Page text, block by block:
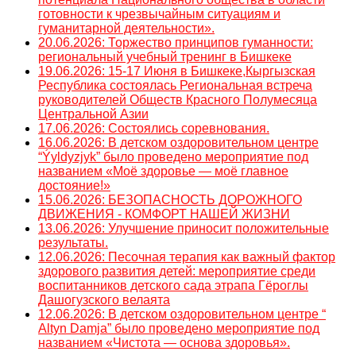
готовности к чрезвычайным ситуациям и
гуманитарной деятельности».
20.06.2026: Торжество принципов гуманности:
региональный учебный тренинг в Бишкеке
19.06.2026: 15-17 Июня в Бишкеке,Кыргызская
Республика состоялась Региональная встреча
руководителей Обществ Красного Полумесяца
Центральной Азии
17.06.2026: Состоялись соревнования.
16.06.2026: В детском оздоровительном центре
“Ýyldyzjyk” было проведено мероприятие под
названием «Моё здоровье — моё главное
достояние!»
15.06.2026: БЕЗОПАСНОСТЬ ДОРОЖНОГО
ДВИЖЕНИЯ - КОМФОРТ НАШЕЙ ЖИЗНИ
13.06.2026: Улучшение приносит положительные
результаты.
12.06.2026: Песочная терапия как важный фактор
здорового развития детей: мероприятие среди
воспитанников детского сада этрапа Гёроглы
Дашогузского велаята
12.06.2026: В детском оздоровительном центре “
Altyn Damja” было проведено мероприятие под
названием «Чистота — основа здоровья».